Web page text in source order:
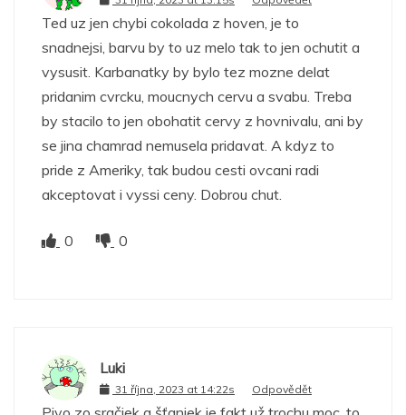
Ted uz jen chybi cokolada z hoven, je to
snadnejsi, barvu by to uz melo tak to jen ochutit a
vysusit. Karbanatky by bylo tez mozne delat
pridanim cvrcku, moucnych cervu a svabu. Treba
by stacilo to jen obohatit cervy z hovnivalu, ani by
se jina chamrad nemusela pridavat. A kdyz to
pride z Ameriky, tak budou cesti ovcani radi
akceptovat i vyssi ceny. Dobrou chut.
0 0
Luki
31 října, 2023 at 14:22s Odpovědět